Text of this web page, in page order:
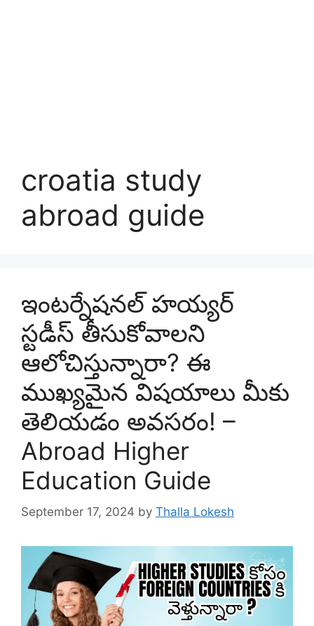
croatia study
abroad guide
ఇంటర్నేషనల్ హయ్యర్
స్టడీస్ తీసుకోవాలని
ఆలోచిస్తున్నారా? ఈ
ముఖ్యమైన విషయాలు మీకు
తెలియడం అవసరం! –
Abroad Higher
Education Guide
September 17, 2024 by Thalla Lokesh